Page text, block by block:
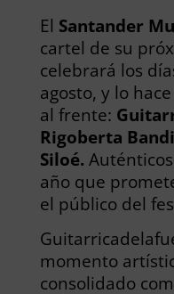
El Santander
cartel de su
celebrará los
agosto, y lo
al frente:
Rigoberta
Siloé.
año que
el público del
momento
consolidado